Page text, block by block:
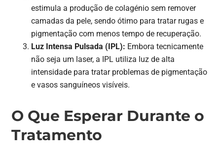
estimula a produção de colagénio sem remover
camadas da pele, sendo ótimo para tratar rugas e
pigmentação com menos tempo de recuperação.
Luz Intensa Pulsada (IPL): Embora tecnicamente
não seja um laser, a IPL utiliza luz de alta
intensidade para tratar problemas de pigmentação
e vasos sanguíneos visíveis.
O Que Esperar Durante o
Tratamento